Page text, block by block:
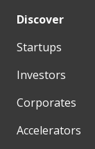
Discover
Startups
Investors
Corporates
Accelerators